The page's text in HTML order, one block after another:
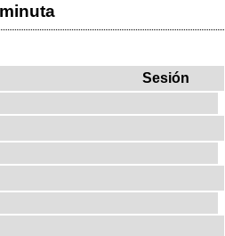
minuta
Sesión